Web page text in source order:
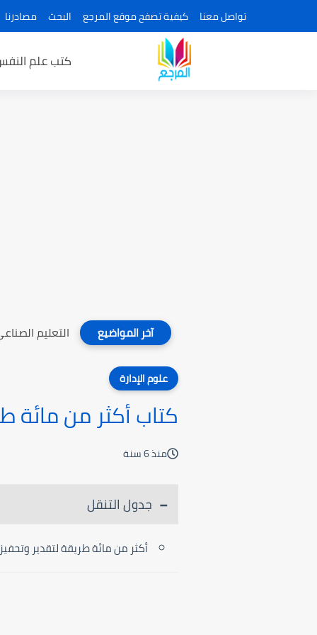
تواصل معنا كيفية تصفح موقع المرجع البحث مصادرنا
كتب علم
آخر المواضيع التعليم
علوم الإدارة
كتاب أكثر من
منذ 6 سنة
جدول التنقل
أكثر من مائة طريقة لتقدير